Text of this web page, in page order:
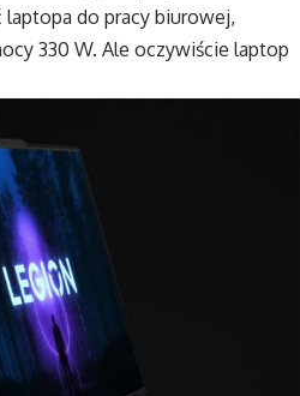
do pracy biurowej,
330 W. Ale oczywiście laptop